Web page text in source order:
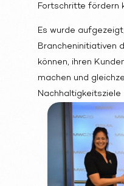
Fortschritte fördern
Es wurde
Brancheninitiativen
können, ihren
machen und
Nachhaltigkeitsziele